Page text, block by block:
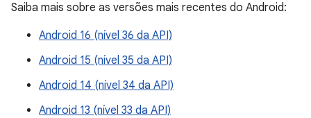
Saiba mais sobre as versões mais recentes do Android:
Android 16 (nível 36 da API)
Android 15 (nível 35 da API)
Android 14 (nível 34 da API)
Android 13 (nível 33 da API)